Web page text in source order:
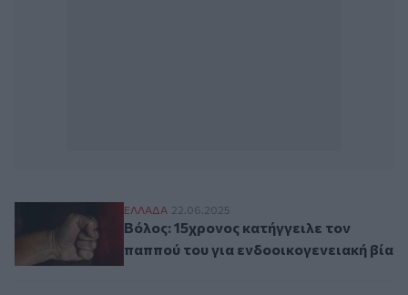
Βόλος: 15χρονος κατήγγειλε τον παππού
ΕΛΛAΔΑ 22.06.2025
Βόλος: 15χρονος κατήγγειλε τον
παππού του για ενδοοικογενειακή βία